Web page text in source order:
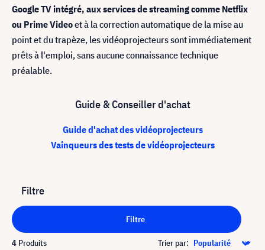
Google TV intégré, aux services de streaming comme Netflix
ou Prime Videoet à la correction automatique de la mise au
point et du trapèze, les vidéoprojecteurs sont immédiatement
prêts à l'emploi, sans aucune connaissance technique
préalable.
Guide & Conseiller d'achat
Guide d'achat des vidéoprojecteurs
Vainqueurs des tests de vidéoprojecteurs
Filtre
Filtre
4 Produits Trier par: